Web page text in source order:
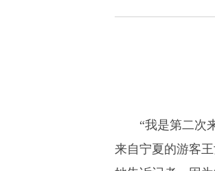
“我是第二次
来自宁夏的游客